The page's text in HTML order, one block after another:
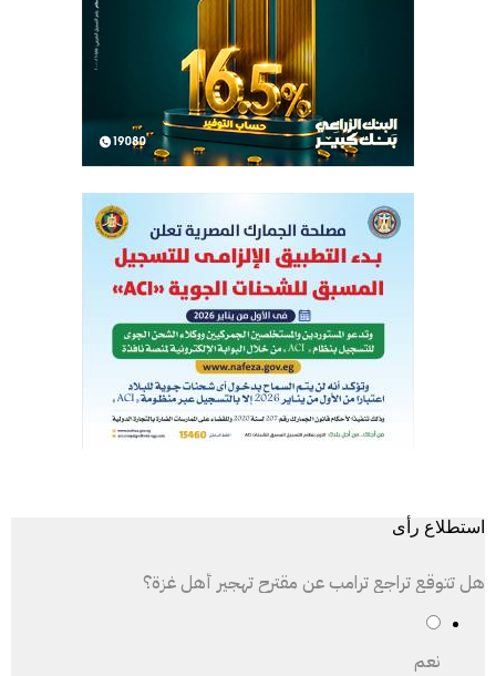
استطلاع رأى
هل تتوقع تراجع ترامب عن مقترح تهجير أهل غزة؟
نعم